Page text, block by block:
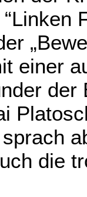
einer
der
die